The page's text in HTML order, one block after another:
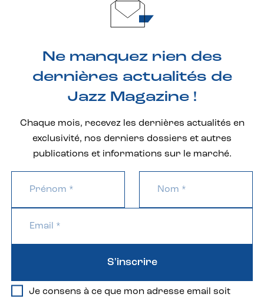
Ne manquez rien des
dernières actualités de
Jazz Magazine !
Chaque mois, recevez les dernières actualités en
exclusivité, nos derniers dossiers et autres
publications et informations sur le marché.
Je consens à ce que mon adresse email soit
S'inscrire